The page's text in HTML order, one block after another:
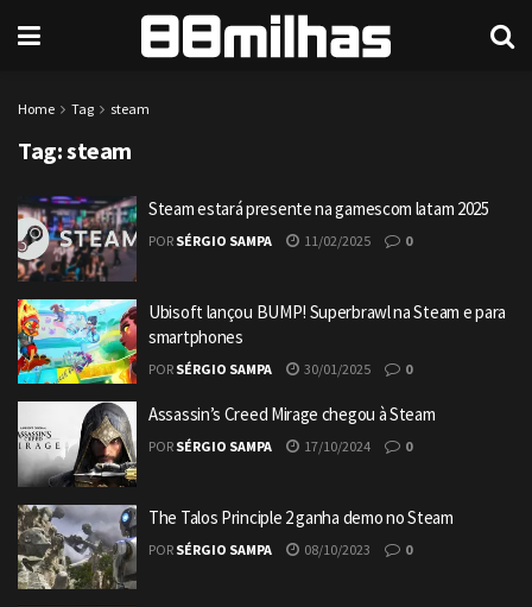
Home Tag steam
Tag:steam
Steam estará presente na gamescom latam 2025
POR SÉRGIO SAMPA 11/02/2025 0
Ubisoft lançou BUMP! Superbrawl na Steam e para
smartphones
POR SÉRGIO SAMPA 30/01/2025 0
Assassin’s Creed Mirage chegou à Steam
POR SÉRGIO SAMPA 17/10/2024 0
The Talos Principle 2 ganha demo no Steam
POR SÉRGIO SAMPA 08/10/2023 0